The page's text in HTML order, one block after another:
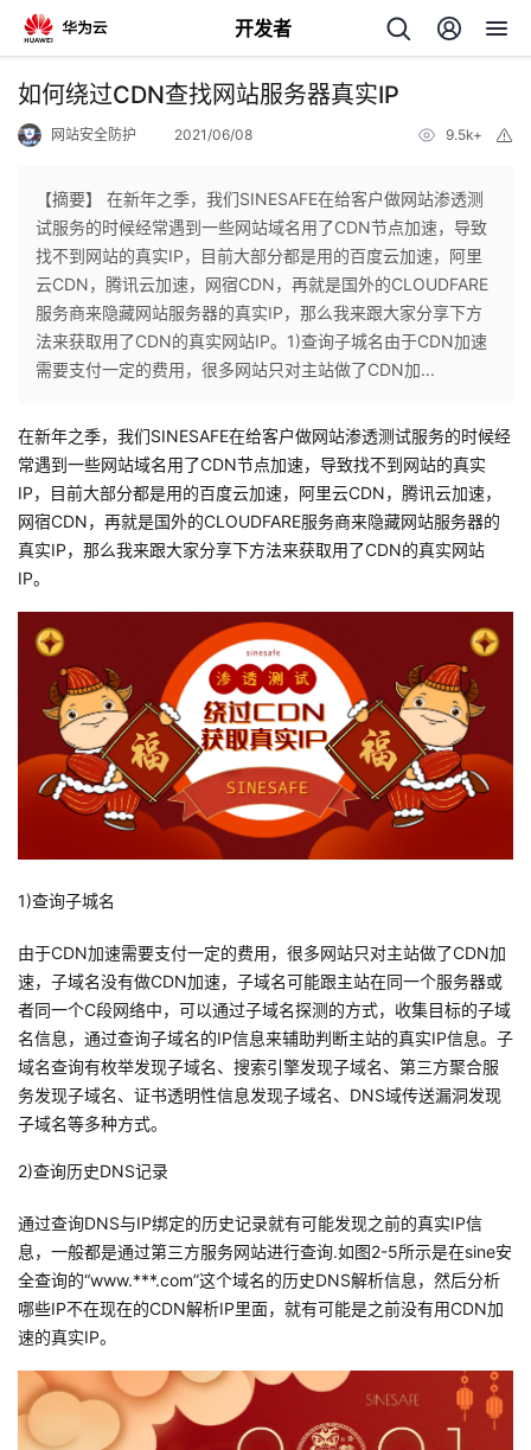
开发者
返
个
人
页
我
开
发
者
我
的
博
客
我
的
论
坛
我
的
圈
子
我
的
直
播
我
的
活
动
我
的
关
注
我
的
开
学
堂
我
我
的
我
持
我
的
我
如何绕过CDN查找网站服务器真实IP
网站安全防护 2021/06/08 9.5k+
【摘要】 在新年之季，我们SINESAFE在给客户做网站渗透测
试服务的时候经常遇到一些网站域名用了CDN节点加速，导致
找不到网站的真实IP，目前大部分都是用的百度云加速，阿里
云CDN，腾讯云加速，网宿CDN，再就是国外的CLOUDFARE
服务商来隐藏网站服务器的真实IP，那么我来跟大家分享下方
法来获取用了CDN的真实网站IP。1)查询子城名由于CDN加速
需要支付一定的费用，很多网站只对主站做了CDN加...
在新年之季，我们SINESAFE在给客户做网站渗透测试服务的时候经
常遇到一些网站域名用了CDN节点加速，导致找不到网站的真实
IP，目前大部分都是用的百度云加速，阿里云CDN，腾讯云加速，
网宿CDN，再就是国外的CLOUDFARE服务商来隐藏网站服务器的
真实IP，那么我来跟大家分享下方法来获取用了CDN的真实网站
IP。
1)查询子城名
由于CDN加速需要支付一定的费用，很多网站只对主站做了CDN加
速，子域名没有做CDN加速，子域名可能跟主站在同一个服务器或
者同一个C段网络中，可以通过子域名探测的方式，收集目标的子域
名信息，通过查询子域名的IP信息来辅助判断主站的真实IP信息。子
域名查询有枚举发现子域名、搜索引擎发现子域名、第三方聚合服
务发现子域名、证书透明性信息发现子域名、DNS域传送漏洞发现
子域名等多种方式。
2)查询历史DNS记录
通过查询DNS与IP绑定的历史记录就有可能发现之前的真实IP信
息，一般都是通过第三方服务网站进行查询.如图2-5所示是在sine安
全查询的“www.***.com”这个域名的历史DNS解析信息，然后分析
哪些IP不在现在的CDN解析IP里面，就有可能是之前没有用CDN加
速的真实IP。